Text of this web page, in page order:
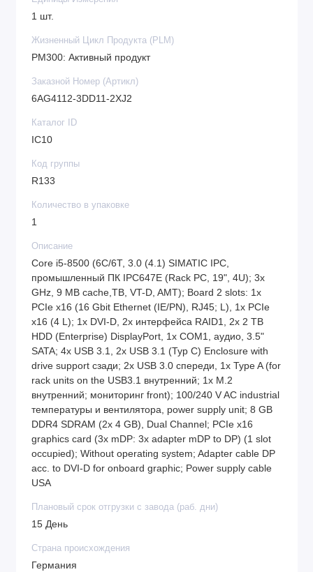
1 шт.
Жизненный Цикл Продукта (PLM)
PM300: Активный продукт
Заказной Номер (Артикл)
6AG4112-3DD11-2XJ2
Каталог ID
IC10
Код группы
R133
Количество в упаковке
1
Описание
Core i5-8500 (6C/6T, 3.0 (4.1) SIMATIC IPC,
промышленный ПК IPC647E (Rack PC, 19", 4U); 3x
GHz, 9 MB cache,TB, VT-D, AMT); Board 2 slots: 1x
PCIe x16 (16 Gbit Ethernet (IE/PN), RJ45; L), 1x PCIe
x16 (4 L); 1x DVI-D, 2x интерфейса RAID1, 2x 2 TB
HDD (Enterprise) DisplayPort, 1x COM1, аудио, 3.5"
SATA; 4x USB 3.1, 2x USB 3.1 (Typ C) Enclosure with
drive support сзади; 2x USB 3.0 спереди, 1x Type A (for
rack units on the USB3.1 внутренний; 1x M.2
внутренний; мониторинг front); 100/240 V AC industrial
температуры и вентилятора, power supply unit; 8 GB
DDR4 SDRAM (2x 4 GB), Dual Channel; PCIe x16
graphics card (3x mDP: 3x adapter mDP to DP) (1 slot
occupied); Without operating system; Adapter cable DP
acc. to DVI-D for onboard graphic; Power supply cable
USA
Плановый срок отгрузки с завода (раб. дни)
15 День
Страна происхождения
Германия